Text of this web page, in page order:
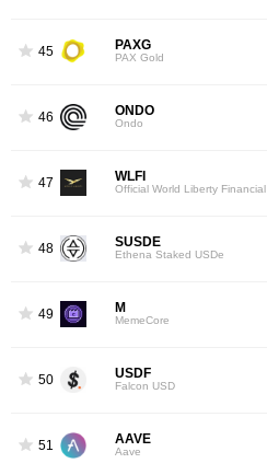
45 PAXG
PAX Gold
46 ONDO
Ondo
47 WLFI
Official World Liberty Financial
48 SUSDE
Ethena Staked USDe
49 M
MemeCore
50 USDF
Falcon USD
51 AAVE
Aave